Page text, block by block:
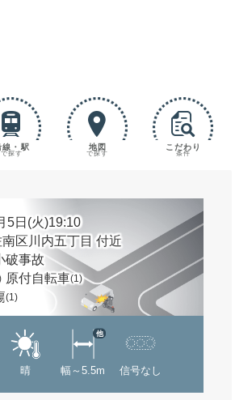
線・駅
で探す
地図
で探す
こだわり
条件
5日(火)19:10
区川内五丁目 付近
破事故
原付自転車(1)
(1)
晴 幅～5.5m
他
信号なし